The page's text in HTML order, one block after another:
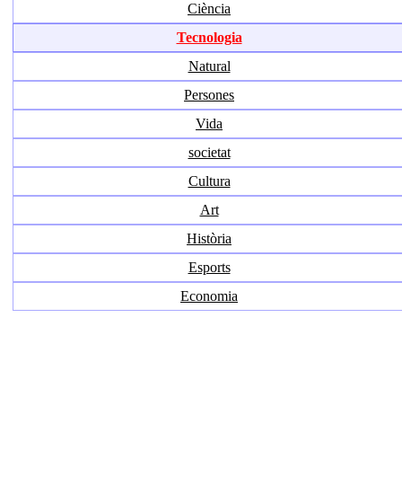
Ciència
Tecnologia
Natural
Persones
Vida
societat
Cultura
Art
Història
Esports
Economia